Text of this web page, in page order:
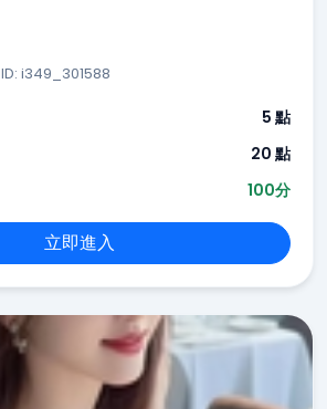
ID: i349_301588
5 點
20 點
100分
立即進入